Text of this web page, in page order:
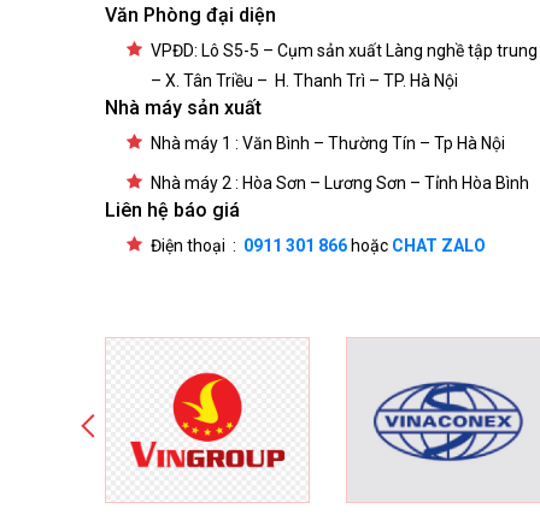
Văn Phòng đại diện
VPĐD: Lô S5-5 – Cụm sản xuất Làng nghề tập trung
– X. Tân Triều – H. Thanh Trì – TP. Hà Nội
Nhà máy sản xuất
Nhà máy 1 : Văn Bình – Thường Tín – Tp Hà Nội
Nhà máy 2 : Hòa Sơn – Lương Sơn – Tỉnh Hòa Bình
Liên hệ báo giá
Điện thoại : 0911 301 866 hoặc CHAT ZALO